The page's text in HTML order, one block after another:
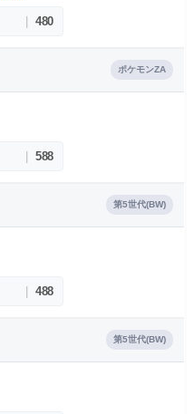
| 480
ポケモンZA
| 588
第5世代(BW)
| 488
第5世代(BW)